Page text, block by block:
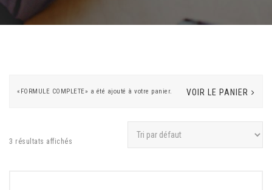
«FORMULE COMPLETE» a été ajouté à votre panier. VOIR LE PANIER
3 résultats affichés